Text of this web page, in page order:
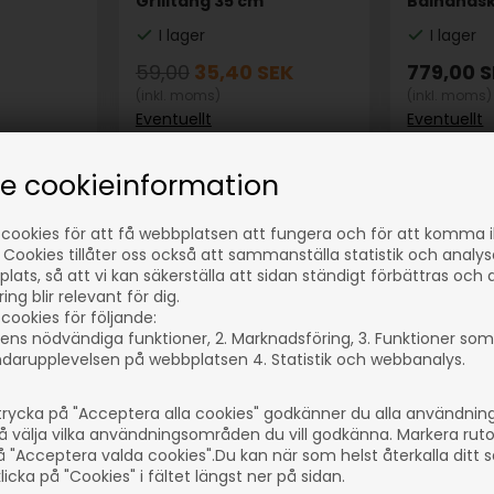
cookieinformation
för att få webbplatsen att fungera och för att komma
tillåter oss också att sammanställa statistik och
så att vi kan säkerställa att sidan ständigt förbättras och
blir relevant för dig.
för följande:
nödvändiga funktioner, 2. Marknadsföring, 3. Funktioner
på webbplatsen 4. Statistik och webbanalys.
på "Acceptera alla cookies" godkänner du alla
välja vilka användningsområden du vill godkänna. Markera
"Acceptera valda cookies".Du kan när som helst återkalla ditt
på "Cookies" i fältet längst ner på sidan.
I lager
59,00 35,40 SEK
Eventuellt
Artikelnummer: 59223
I lager
779,00
Eventuellt